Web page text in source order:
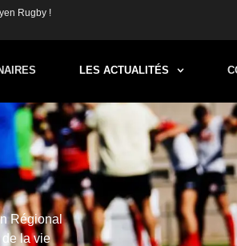
Rugby !
LES ACTUALITÉS
Régional
de la vie